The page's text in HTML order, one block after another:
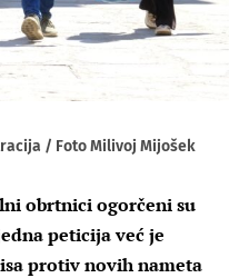
/ Foto Milivoj Mijošek
obrtnici ogorčeni su
peticija već je
protiv novih nameta